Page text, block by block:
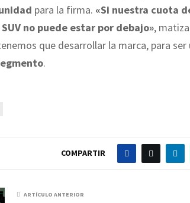
para la firma. «Si nuestra cuota
no puede estar por debajo»,
que desarrollar la marca, para ser
.
COMPARTIR
ARTÍCULO ANTERIOR